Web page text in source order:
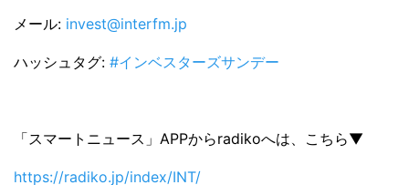
メール: invest@interfm.jp
ハッシュタグ: #インベスターズサンデー
「スマートニュース」APPからradikoへは、こちら▼
https://radiko.jp/index/INT/